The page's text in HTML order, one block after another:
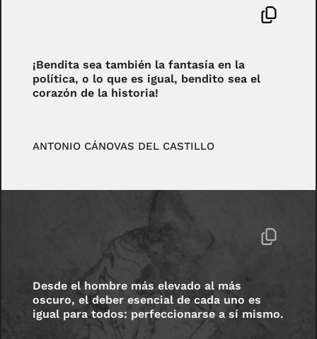
¡Bendita sea también la fantasía en la
política, o lo que es igual, bendito sea el
corazón de la historia!
ANTONIO CÁNOVAS DEL CASTILLO
Desde el hombre más elevado al más
oscuro, el deber esencial de cada uno es
igual para todos: perfeccionarse a sí mismo.